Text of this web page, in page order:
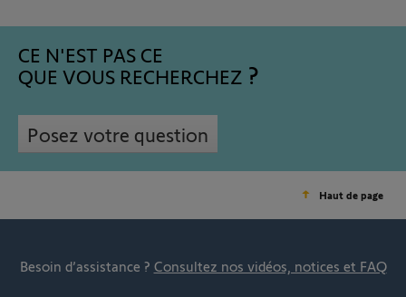
CE N'EST PAS CE
QUE VOUS RECHERCHEZ
Posez votre question
Haut de page
Besoin d’assistance ? Consultez nos vidéos, notices et FAQ